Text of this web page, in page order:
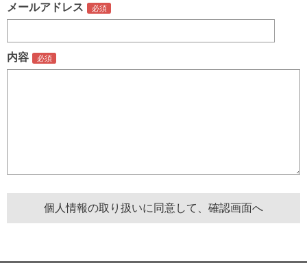
メールアドレス
内容